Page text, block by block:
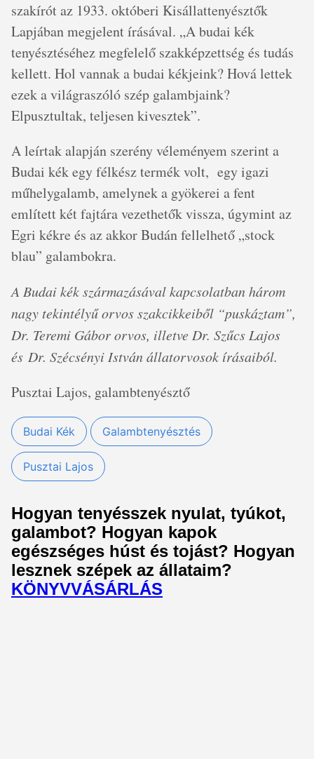
szakírót az 1933. októberi Kisállattenyésztők
Lapjában megjelent írásával. „A budai kék
tenyésztéséhez megfelelő szakképzettség és tudás
kellett. Hol vannak a budai kékjeink? Hová lettek
ezek a világraszóló szép galambjaink?
Elpusztultak, teljesen kivesztek”.
A leírtak alapján szerény véleményem szerint a
Budai kék egy félkész termék volt, egy igazi
műhelygalamb, amelynek a gyökerei a fent
említett két fajtára vezethetők vissza, úgymint az
Egri kékre és az akkor Budán fellelhető „stock
blau” galambokra.
A Budai kék származásával kapcsolatban három
nagy tekintélyű orvos szakcikkeiből “puskáztam”,
Dr. Teremi Gábor orvos, illetve Dr. Szűcs Lajos
és Dr. Szécsényi István állatorvosok írásaiból.
Pusztai Lajos, galambtenyésztő
Budai Kék Galambtenyésztés
Pusztai Lajos
Hogyan tenyésszek nyulat, tyúkot,
galambot? Hogyan kapok
egészséges húst és tojást? Hogyan
lesznek szépek az állataim?
KÖNYVVÁSÁRLÁS